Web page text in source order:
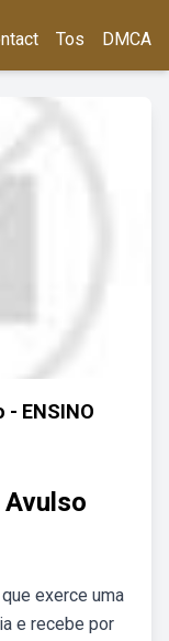
Tos DMCA
- ENSINO
Avulso
exerce uma
e recebe por